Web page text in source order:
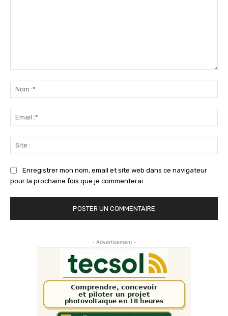
Enregistrer mon nom, email et site web dans ce navigateur
pour la prochaine fois que je commenterai.
- Advertisement -